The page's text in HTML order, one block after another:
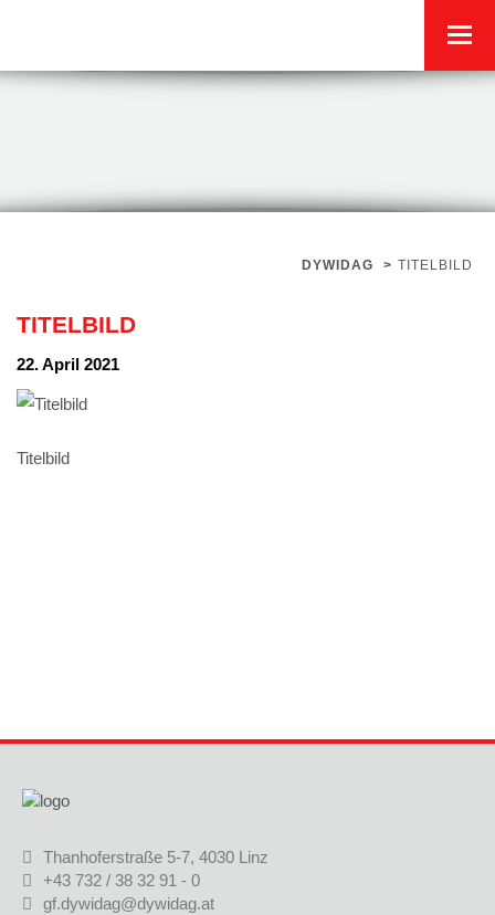
DYWIDAG > TITELBILD
TITELBILD
22. April 2021
Titelbild
Thanhoferstraße 5-7, 4030 Linz
+43 732 / 38 32 91 - 0
gf.dywidag@dywidag.at